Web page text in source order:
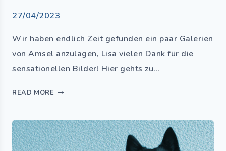
27/04/2023
Wir haben endlich Zeit gefunden ein paar Galerien
von Amsel anzulagen, Lisa vielen Dank für die
sensationellen Bilder! Hier gehts zu…
READ MORE